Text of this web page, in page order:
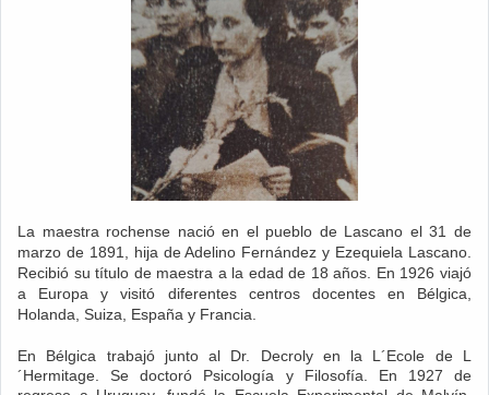
La maestra rochense nació en el pueblo de Lascano el 31 de
marzo de 1891, hija de Adelino Fernández y Ezequiela Lascano.
Recibió su título de maestra a la edad de 18 años. En 1926 viajó
a Europa y visitó diferentes centros docentes en Bélgica,
Holanda, Suiza, España y Francia.
En Bélgica trabajó junto al Dr. Decroly en la L´Ecole de L
´Hermitage. Se doctoró Psicología y Filosofía. En 1927 de